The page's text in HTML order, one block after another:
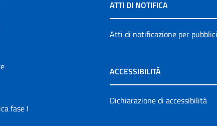
fase I
ATTI DI NOTIFICA
Atti di notificazione per
ACCESSIBILITÀ
Dichiarazione di accessibilità